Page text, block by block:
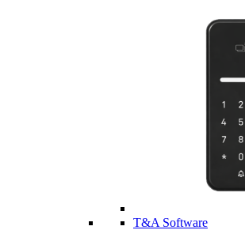
T&A Software